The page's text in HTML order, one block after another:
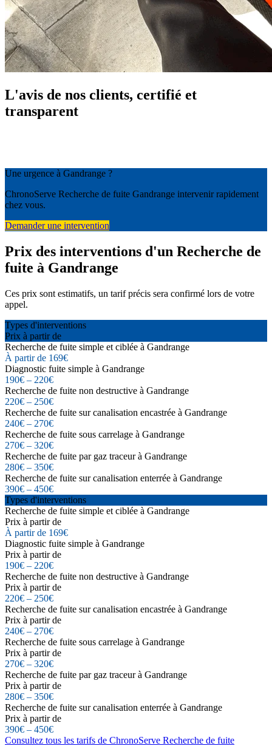
L'avis de nos clients, certifié et
transparent
Une urgence à Gandrange ?
ChronoServe Recherche de fuite Gandrange intervenir rapidement
chez vous.
Demander une intervention
Prix des interventions d'un Recherche de
fuite à Gandrange
Ces prix sont estimatifs, un tarif précis sera confirmé lors de votre
appel.
Types d'interventions
Prix à partir de
Recherche de fuite simple et ciblée à Gandrange
À partir de 169€
Diagnostic fuite simple à Gandrange
190€ – 220€
Recherche de fuite non destructive à Gandrange
220€ – 250€
Recherche de fuite sur canalisation encastrée à Gandrange
240€ – 270€
Recherche de fuite sous carrelage à Gandrange
270€ – 320€
Recherche de fuite par gaz traceur à Gandrange
280€ – 350€
Recherche de fuite sur canalisation enterrée à Gandrange
390€ – 450€
Types d'interventions
Recherche de fuite simple et ciblée à Gandrange
Prix à partir de
À partir de 169€
Diagnostic fuite simple à Gandrange
Prix à partir de
190€ – 220€
Recherche de fuite non destructive à Gandrange
Prix à partir de
220€ – 250€
Recherche de fuite sur canalisation encastrée à Gandrange
Prix à partir de
240€ – 270€
Recherche de fuite sous carrelage à Gandrange
Prix à partir de
270€ – 320€
Recherche de fuite par gaz traceur à Gandrange
Prix à partir de
280€ – 350€
Recherche de fuite sur canalisation enterrée à Gandrange
Prix à partir de
390€ – 450€
Consultez tous les tarifs de ChronoServe Recherche de fuite